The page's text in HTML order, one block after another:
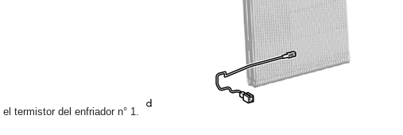
el termistor del enfriador n° 1.